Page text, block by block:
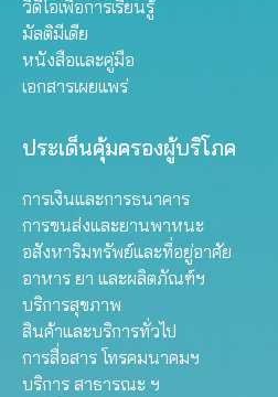
วิดีโอเพื่อการเรียนรู้
มัลติมีเดีย
หนังสือและคู่มือ
เอกสารเผยแพร่
ประเด็นคุ้มครองผู้บริโภค
การเงินและการธนาคาร
การขนส่งและยานพาหนะ
อสังหาริมทรัพย์และที่อยู่อาศัย
อาหาร ยา และผลิตภัณฑ์ฯ
บริการสุขภาพ
สินค้าและบริการทั่วไป
การสื่อสาร โทรคมนาคมฯ
บริการ สาธารณะ ฯ